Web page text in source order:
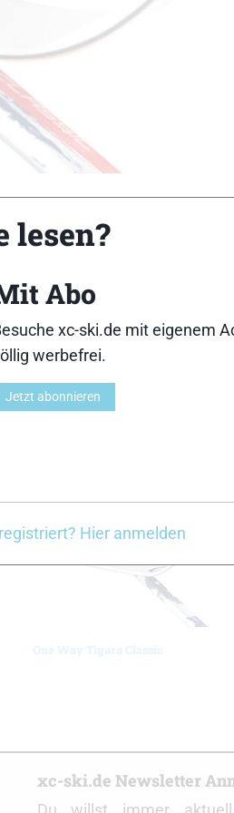
198,205][Breite v/m/h
gute bis sehr gute
an Kraft.]
One Way Tigara Classic
xc-ski.de Newsletter
lesen?
Abo
xc-ski.de mit eigenem
werbefrei.
Jetzt abonnieren
Hier anmelden